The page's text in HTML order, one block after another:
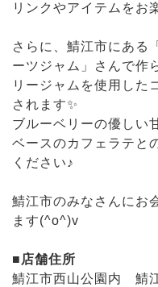
リンクやアイテムをお
さらに、鯖江市にあ
ーツジャム」さんで作
リージャムを使用した
されます✨
ブルーベリーの優しい
ベースのカフェラテと
ください♪
鯖江市のみなさんにお
ます(^o^)v
■店舗住所
鯖江市西山公園内 鯖